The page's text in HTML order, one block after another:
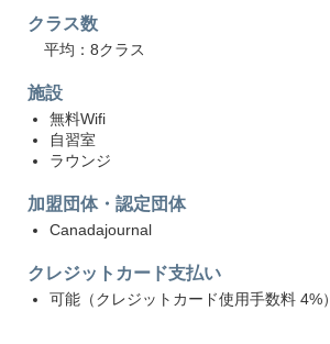
クラス数
平均：8クラス
施設
無料Wifi
自習室
ラウンジ
加盟団体・認定団体
Canadajournal
クレジットカード支払い
可能（クレジットカード使用手数料 4%）